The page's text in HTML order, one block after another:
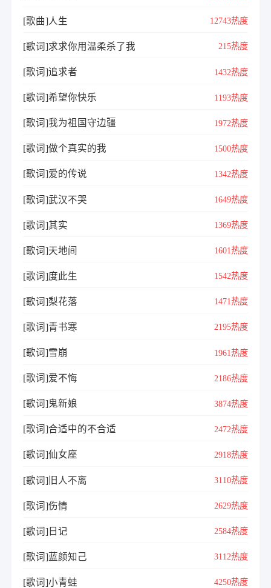
[歌曲]人生 12743热度
[歌词]求求你用温柔杀了我 215热度
[歌词]追求者 1432热度
[歌词]希望你快乐 1193热度
[歌词]我为祖国守边疆 1972热度
[歌词]做个真实的我 1500热度
[歌词]爱的传说 1342热度
[歌词]武汉不哭 1649热度
[歌词]其实 1369热度
[歌词]天地间 1601热度
[歌词]度此生 1542热度
[歌词]梨花落 1471热度
[歌词]青书寒 2195热度
[歌词]雪崩 1961热度
[歌词]爱不悔 2186热度
[歌词]鬼新娘 3874热度
[歌词]合适中的不合适 2472热度
[歌词]仙女座 2918热度
[歌词]旧人不离 3110热度
[歌词]伤情 2629热度
[歌词]日记 2584热度
[歌词]蓝颜知己 3112热度
[歌词]小青蛙 4250热度